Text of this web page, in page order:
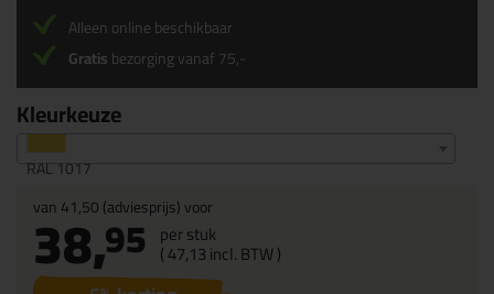
Kleurkeuze
RAL 1017
van41,50(adviesprijs) voor
38,95 per stuk
(47,13incl. BTW )
Alleen online beschikbaar
Gratisbezorging vanaf 75,-